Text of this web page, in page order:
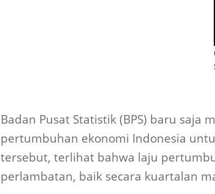
Badan Pusat Statistik (BPS) baru saja
pertumbuhan ekonomi Indonesia
tersebut, terlihat bahwa laju
perlambatan, baik secara kuartalan